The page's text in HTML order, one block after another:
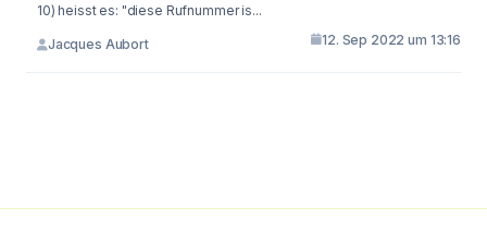
10) heisst es: "diese Rufnummer is...
Jacques Aubort 12. Sep 2022 um 13:16